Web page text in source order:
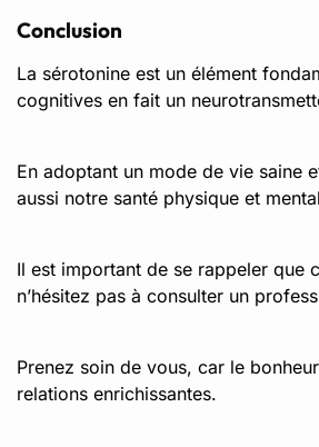
Conclusion
La sérotonine est un élément
cognitives en fait un
En adoptant un mode de vie saine
aussi notre santé physique et
Il est important de se rappeler que
n’hésitez pas à consulter un
Prenez soin de vous, car le
relations enrichissantes.